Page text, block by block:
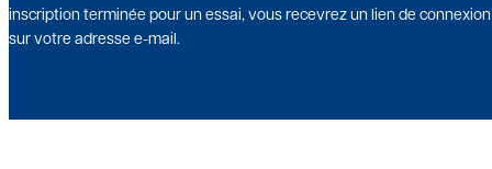
inscription terminée pour un essai, vous recevrez un lien de connexion
sur votre adresse e-mail.